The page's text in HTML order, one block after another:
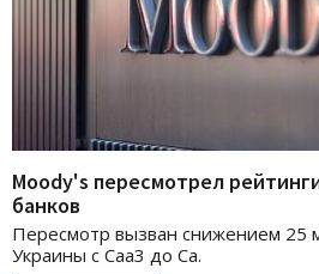
Moody's пересмотрел
банков
Пересмотр вызван снижением 25
Украины с Саа3 до Са.